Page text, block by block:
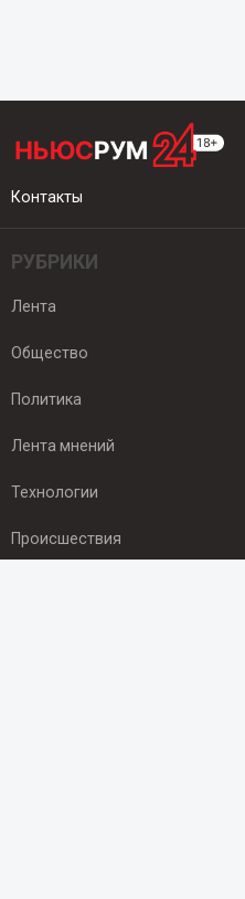
Контакты
РУБРИКИ
Лента
Общество
Политика
Лента мнений
Технологии
Происшествия